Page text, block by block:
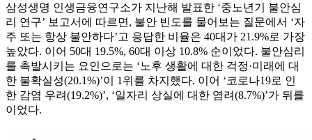
삼성생명 인생금융연구소가 지난해 발표한 ‘중노년기 불안심
리 연구’ 보고서에 따르면, 불안 빈도를 물어보는 질문에서 ‘자
주 또는 항상 불안하다’고 응답한 비율은 40대가 21.9%로 가장
높았다. 이어 50대 19.5%, 60대 이상 10.8% 순이었다. 불안심리
를 촉발시키는 요인으로는 ‘노후 생활에 대한 걱정·미래에 대
한 불확실성(20.1%)’이 1위를 차지했다. 이어 ‘코로나19로 인
한 감염 우려(19.2%)’, ‘일자리 상실에 대한 염려(8.7%)’가 뒤를
이었다.